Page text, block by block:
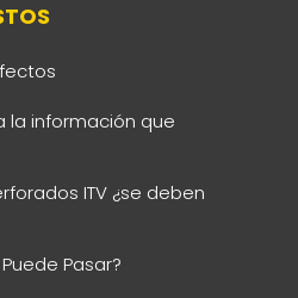
la información que
ITV ¿se deben
Pasar?